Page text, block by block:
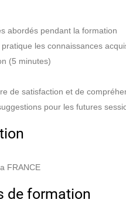
abordés pendant la formation
les connaissances
(5 minutes)
de satisfaction et de
pour les futures
FRANCE
de formation